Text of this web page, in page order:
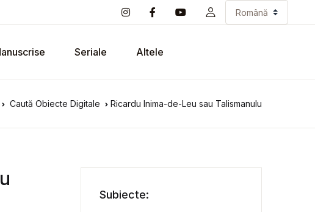
Seriale Altele
Caută Obiecte Digitale Ricardu Inima-de-Leu sau Talismanulu
Subiecte: